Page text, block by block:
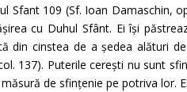
Sfant 109 (Sf. Ioan Damaschin,
cu Duhul Sfânt. Ei își
din cinstea de a ședea alături
137). Puterile cerești nu sunt
de sfințenie pe potriva lor.